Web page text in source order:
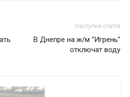
Наступна стаття
В Днепре на ж/м “Игрень”
отключат воду